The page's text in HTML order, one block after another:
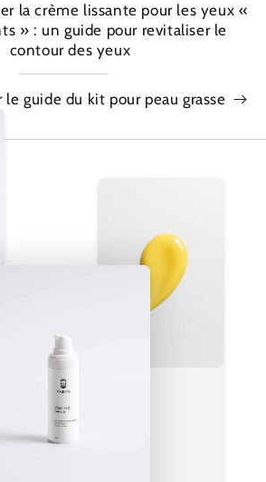
la crème lissante pour les yeux «
» : un guide pour revitaliser le
contour des yeux
guide du kit pour peau grasse